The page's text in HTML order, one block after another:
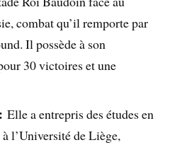
combat qu’il remporte par
Il possède à son
30 victoires et une
:Elle a entrepris des études en
l’Université de Liège,